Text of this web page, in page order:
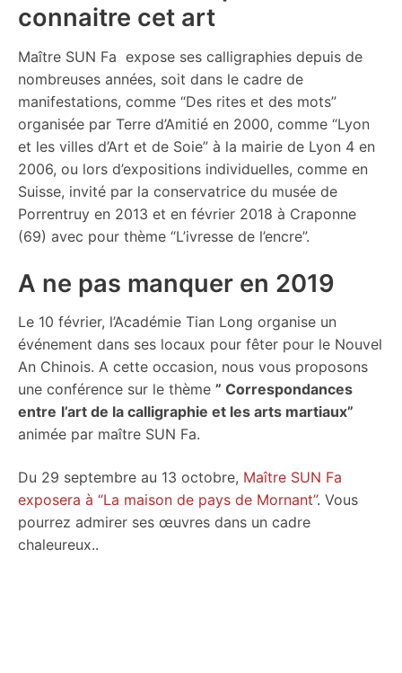
connaitre cet art
Maître SUN Fa expose ses calligraphies depuis de
nombreuses années, soit dans le cadre de
manifestations, comme “Des rites et des mots”
organisée par Terre d’Amitié en 2000, comme “Lyon
et les villes d’Art et de Soie” à la mairie de Lyon 4 en
2006, ou lors d’expositions individuelles, comme en
Suisse, invité par la conservatrice du musée de
Porrentruy en 2013 et en février 2018 à Craponne
(69) avec pour thème “L’ivresse de l’encre”.
A ne pas manquer en 2019
Le 10 février, l’Académie Tian Long organise un
événement dans ses locaux pour fêter pour le Nouvel
An Chinois. A cette occasion, nous vous proposons
une conférence sur le thème ” Correspondances
entre l’art de la calligraphie et les arts martiaux”
animée par maître SUN Fa.
Du 29 septembre au 13 octobre, Maître SUN Fa
exposera à “La maison de pays de Mornant”. Vous
pourrez admirer ses œuvres dans un cadre
chaleureux..